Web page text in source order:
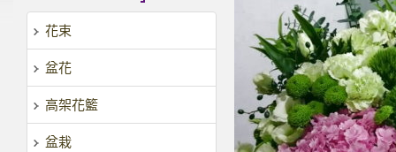
花束
盆花
高架花籃
盆栽